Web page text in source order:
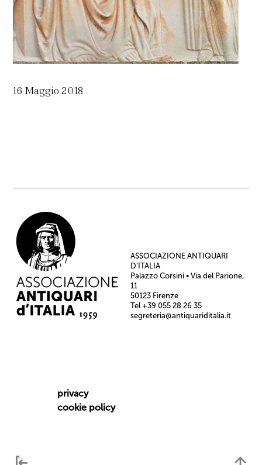
16 Maggio 2018
ASSOCIAZIONE ANTIQUARI
D’ITALIA
Palazzo Corsini • Via del Parione,
11
50123 Firenze
Tel +39 055 28 26 35
segreteria@antiquariditalia.it
privacy
cookie policy